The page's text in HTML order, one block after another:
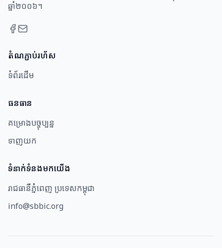
ឆ្នាំ២០០៦។
តំណភ្ជាប់រហ័ស
ទំព័រដើម
ធនធាន​
គម្រោងបច្ចុប្បន្ន
ទាញយក
ទំនាក់ទំនងមកយើង
រាជធានីភ្នំពេញ ប្រទេសកម្ពុជា
info@sbbic.org